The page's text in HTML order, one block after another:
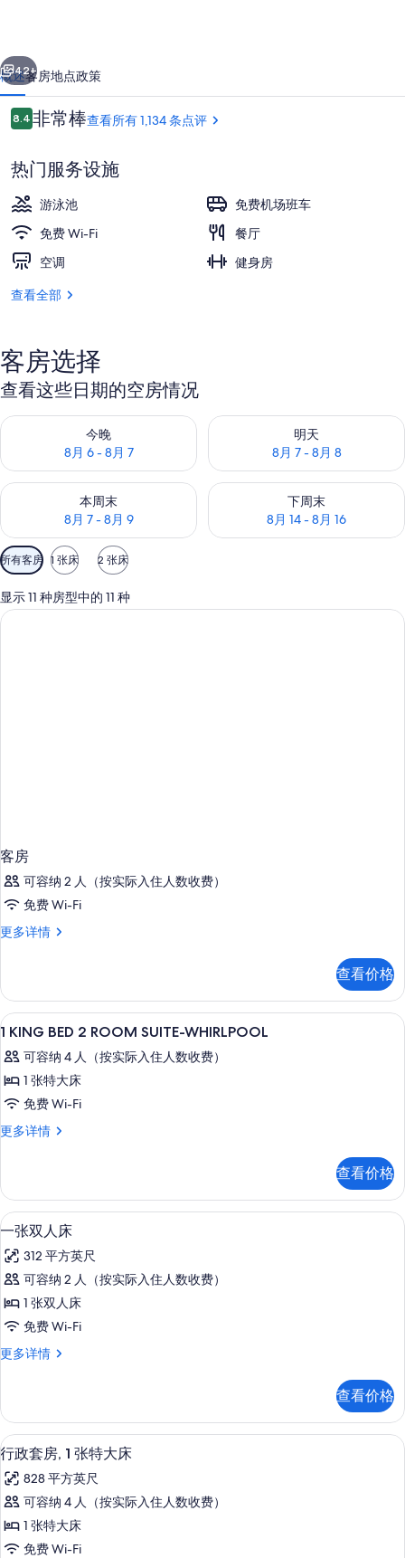
尔
顿
逸
林
酒
店
及
度
假
的
照
片
大堂
个 下一个
42+
概述客房地点政策
点
评
8.48.4/10
非常棒查看所有 1,134 条点评
热门服务设施
游泳池
免费机场班车
免费 Wi-Fi
餐厅
空调
健身房
查看全部
客房选择
查看这些日期的空房情况
今晚
8月 6 - 8月 7
查看今晚的空房情况：8月 6 - 8月 7
明天
8月 7 - 8月 8
查看明天的空房情况：8月 7 -
本周末
8月 7 - 8月 9
查看本周末的空房情况：8月 7 - 8月 9
下周末
8月 14 - 8月 16
查看下周末的空房情况：8月
可
用
的
客
所有客房 1 张床 2 张床
显示 11 种房型中的 11 种
客房
可容纳 2 人（按实际入住人数收费）
免费 Wi-Fi
更多详情
客
信
息
查看价格
显
示
1
KING
BED
2
WHIRLPOOL
的
所
有
照
片
Select Comfort 床、客房内保险箱、
3
1 KING BED 2 ROOM SUITE-WHIRLPOOL
可容纳 4 人（按实际入住人数收费）
1 张特大床
免费 Wi-Fi
更多详情
1
ROOM
SUITE-
WHIRLPOOL
多
信
查看价格
显
示
一
张
双
床
所
有
照
片
Select Comfort 床、客房内保险箱、
6
一张双人床
312 平方英尺
可容纳 2 人（按实际入住人数收费）
1 张双人床
免费 Wi-Fi
更多详情
一
床
更
多
信
息
查看价格
显
示
行
政
套
Select Comfort 床、客房内保险箱、
9
行政套房, 1 张特大床
828 平方英尺
可容纳 4 人（按实际入住人数收费）
1 张特大床
免费 Wi-Fi